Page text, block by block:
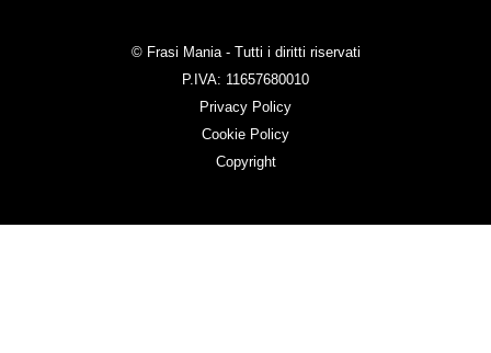
© Frasi Mania - Tutti i diritti riservati
P.IVA: 11657680010
Privacy Policy
Cookie Policy
Copyright